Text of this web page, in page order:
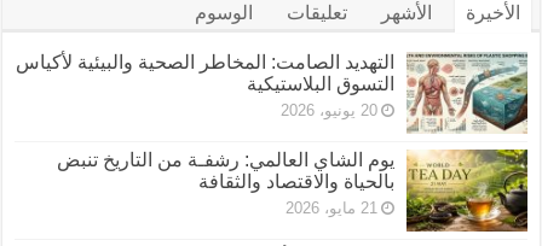
الأخيرة الأشهر تعليقات الوسوم
التهديد الصامت: المخاطر الصحية والبيئية لأكياس
التسوق البلاستيكية
20 يونيو، 2026
يوم الشاي العالمي: رشفـة من التاريخ تنبض
بالحياة والاقتصاد والثقافة
21 مايو، 2026